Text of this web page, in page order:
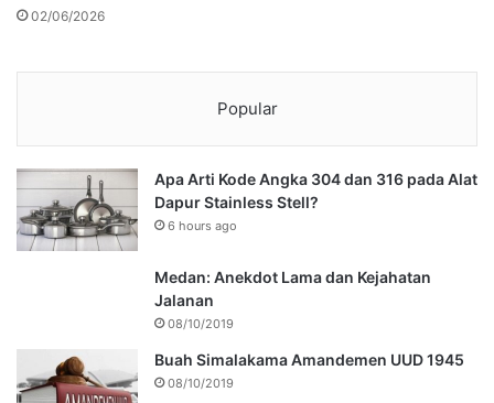
02/06/2026
Popular
Apa Arti Kode Angka 304 dan 316 pada Alat
Dapur Stainless Stell?
6 hours ago
Medan: Anekdot Lama dan Kejahatan
Jalanan
08/10/2019
Buah Simalakama Amandemen UUD 1945
08/10/2019